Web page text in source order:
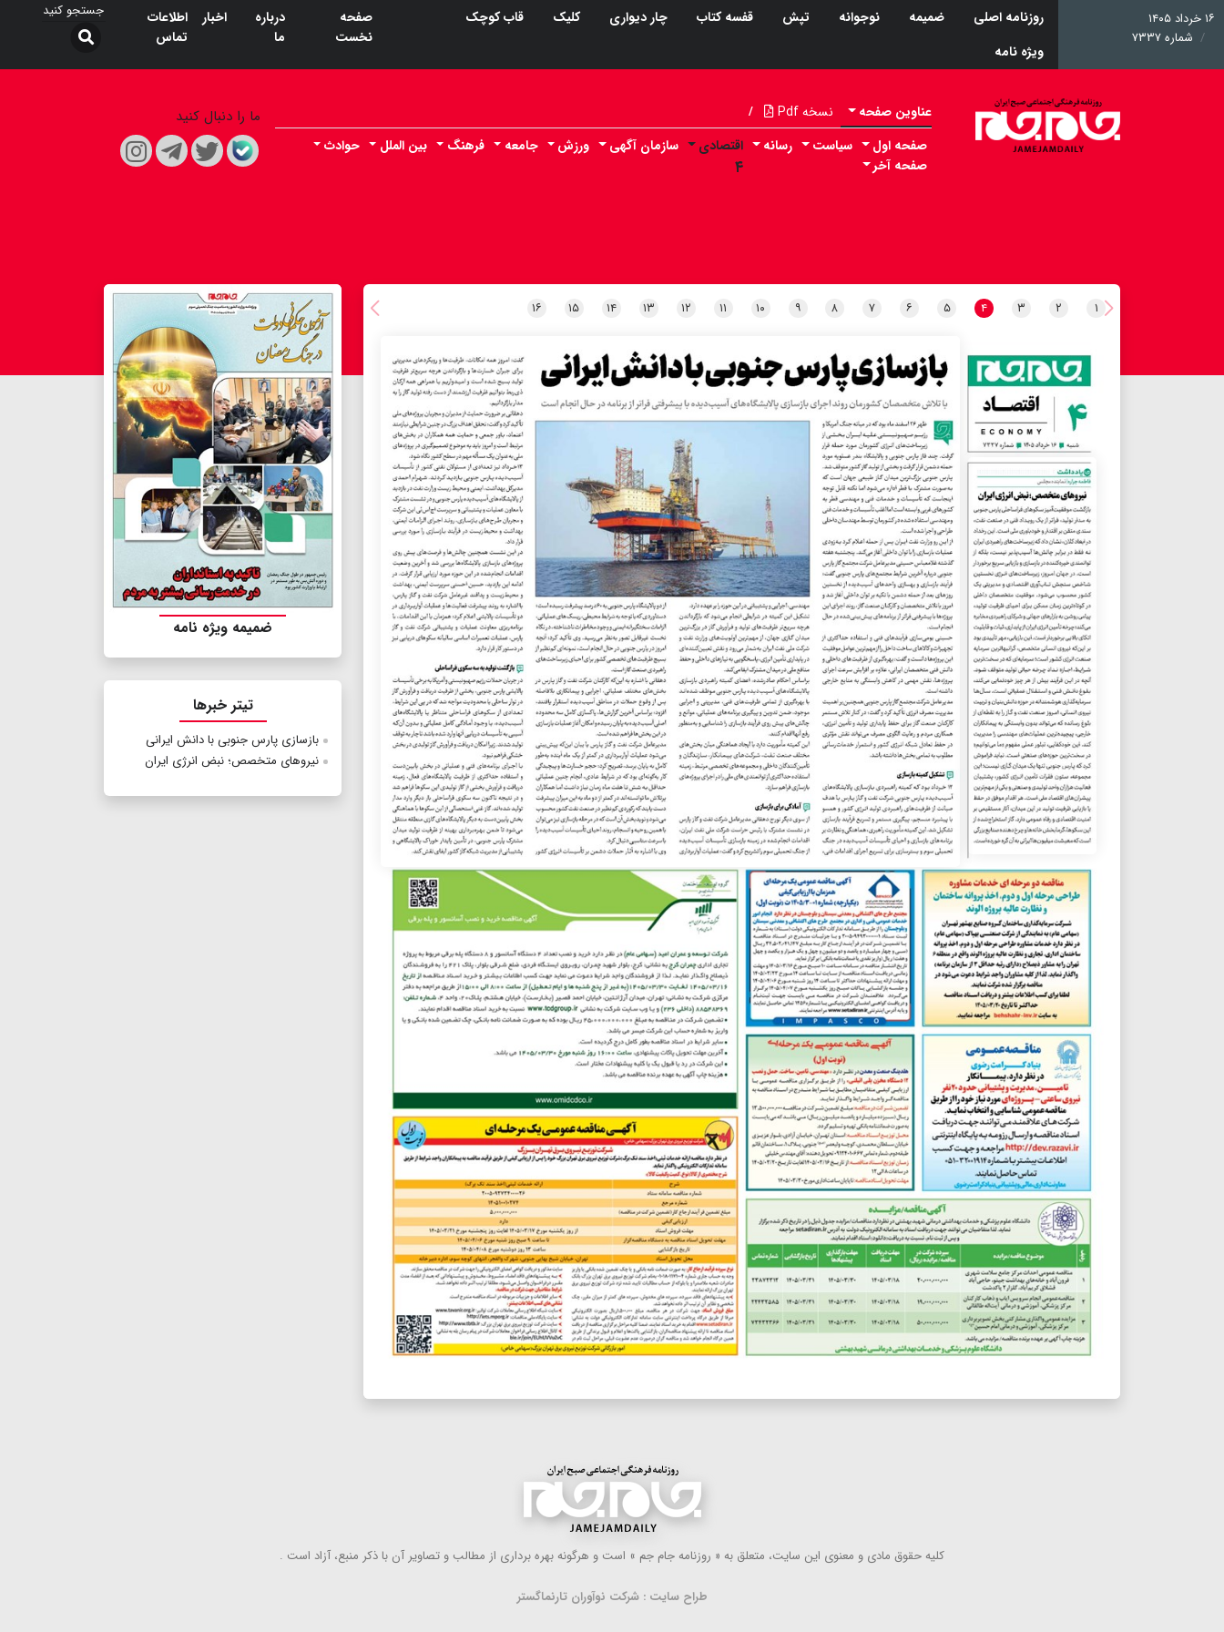
۱۶ خرداد ۱۴۰۵
شماره ۷۳۳۷
روزنامه اصلی ضمیمه نوجوانه تپش قفسه کتاب چار دیواری کلیک
قاب کوچک
ویژه نامه
صفحه
نخست
درباره
ما
اخبار
اطلاعات
تماس
عناوین صفحه نسخه Pdf /
صفحه اول سیاست رسانه اقتصادی
۴
سازمان آگهی ورزش جامعه فرهنگ بین الملل
حوادث
صفحه آخر
ما را دنبال کنید
۱ ۲ ۳ ۴ ۵ ۶ ۷ ۸ ۹ ۱۰ ۱۱ ۱۲ ۱۳ ۱۴ ۱۵ ۱۶
ضمیمه ویژه نامه
تیتر خبرها
بازسازی پارس جنوبی با دانش ایرانی
نیروهای متخصص؛ نبض انرژی ایران
كلیه حقوق مادی و معنوی این سایت، متعلق به « روزنامه جام جم » است و هرگونه بهره ‌برداری از مطالب و تصاویر آن با ذكر منبع، آزاد است .
طراح سایت : شرکت نوآوران تارنماگستر